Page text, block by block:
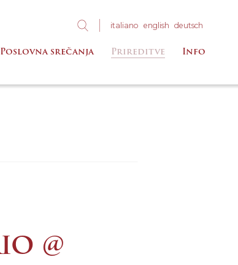
italiano english deutsch
Poslovna srečanja Prireditve Info
@